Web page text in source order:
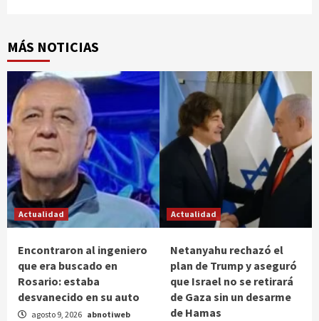
MÁS NOTICIAS
Actualidad
Encontraron al ingeniero
que era buscado en
Rosario: estaba
desvanecido en su auto
agosto 9, 2026 abnotiweb
Actualidad
Netanyahu rechazó el
plan de Trump y aseguró
que Israel no se retirará
de Gaza sin un desarme
de Hamas